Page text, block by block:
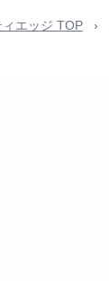
エッジ TOP ›